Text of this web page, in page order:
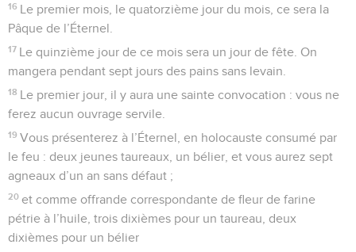
16 Le premier mois, le quatorzième jour du mois, ce sera la
Pâque de l’Éternel.
17 Le quinzième jour de ce mois sera un jour de fête. On
mangera pendant sept jours des pains sans levain.
18 Le premier jour, il y aura une sainte convocation : vous ne
ferez aucun ouvrage servile.
19 Vous présenterez à l’Éternel, en holocauste consumé par
le feu : deux jeunes taureaux, un bélier, et vous aurez sept
agneaux d’un an sans défaut ;
20 et comme offrande correspondante de fleur de farine
pétrie à l’huile, trois dixièmes pour un taureau, deux
dixièmes pour un bélier